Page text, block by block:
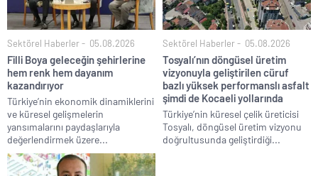
Sektörel Haberler 05.08.2026
Filli Boya geleceğin şehirlerine
hem renk hem dayanım
kazandırıyor
Türkiye’nin ekonomik dinamiklerini
ve küresel gelişmelerin
yansımalarını paydaşlarıyla
değerlendirmek üzere...
Sektörel Haberler 05.08.2026
Tosyalı’nın döngüsel üretim
vizyonuyla geliştirilen cüruf
bazlı yüksek performanslı asfalt
şimdi de Kocaeli yollarında
Türkiye’nin küresel çelik üreticisi
Tosyalı, döngüsel üretim vizyonu
doğrultusunda geliştirdiği...